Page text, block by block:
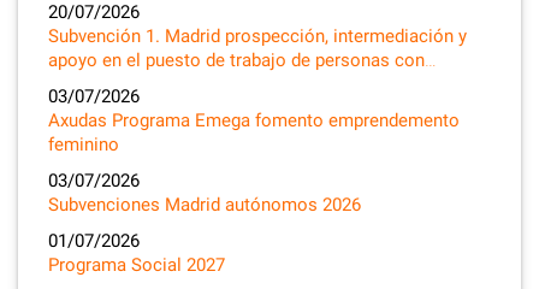
20/07/2026
Subvención 1. Madrid prospección, intermediación y
apoyo en el puesto de trabajo de personas con…
03/07/2026
Axudas Programa Emega fomento emprendemento
feminino
03/07/2026
Subvenciones Madrid autónomos 2026
01/07/2026
Programa Social 2027